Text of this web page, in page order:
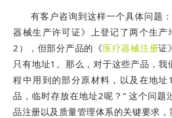
有客户咨询到这样一个具体问题
器械生产许可证》上登记了两个生产
2），但部分产品的《医疗器械注册证
只有地址1。那么，对于这些产品，我
程中用到的部分原材料，以及在地
品，临时存放在地址2呢？” 这个问题
品注册以及质量管理体系的关键要求